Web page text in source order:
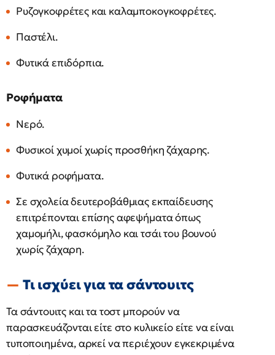
Ρυζογκοφρέτες και καλαμποκογκοφρέτες.
Παστέλι.
Φυτικά επιδόρπια.
Ροφήματα
Νερό.
Φυσικοί χυμοί χωρίς προσθήκη ζάχαρης.
Φυτικά ροφήματα.
Σε σχολεία δευτεροβάθμιας εκπαίδευσης
επιτρέπονται επίσης αφεψήματα όπως
χαμομήλι, φασκόμηλο και τσάι του βουνού
χωρίς ζάχαρη.
Τι ισχύει για τα σάντουιτς
Τα σάντουιτς και τα τοστ μπορούν να
παρασκευάζονται είτε στο κυλικείο είτε να είναι
τυποποιημένα, αρκεί να περιέχουν εγκεκριμένα